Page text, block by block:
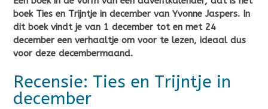
boek Ties en Trijntje in december van Yvonne Jaspers. In
dit boek vindt je van 1 december tot en met 24
december een verhaaltje om voor te lezen, ideaal dus
voor deze decembermaand.
Recensie: Ties en Trijntje in
december